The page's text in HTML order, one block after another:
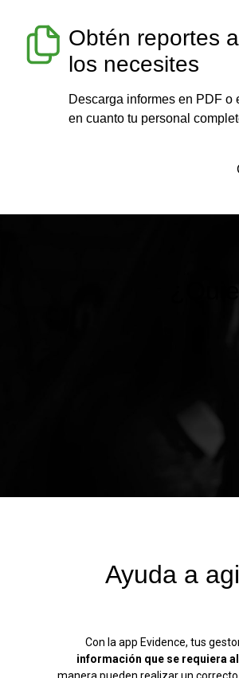
Obtén reportes
los necesites
Descarga informes en PDF o
en cuanto tu personal
Ayuda a
Con la app Evidence, tus
información que se requiera
manera pueden realizar un